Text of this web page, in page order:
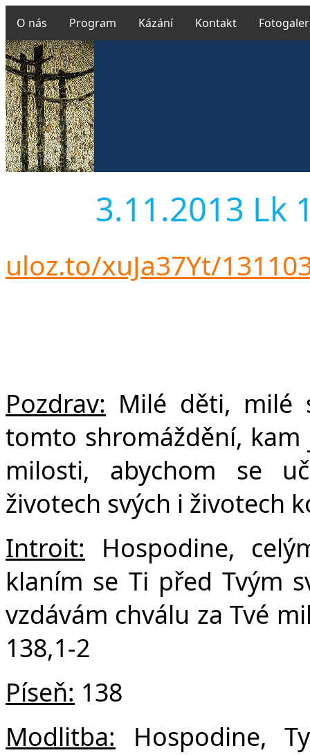
O nás Program Kázání Kontakt
3.11.2013 Lk
uloz.to/xuJa37Yt/
Pozdrav: Milé děti, milé
tomto shromáždění, kam
milosti, abychom se
životech svých i životech
Introit: Hospodine,
klaním se Ti před Tvým
vzdávám chválu za Tvé
138,1-2
Píseň: 138
Modlitba: Hospodine,